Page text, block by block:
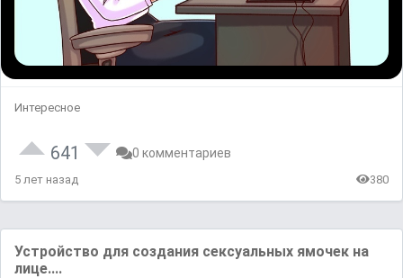
Интересное
641 0 комментариев
5 лет назад 380
Устройство для создания сексуальных ямочек на
лице....